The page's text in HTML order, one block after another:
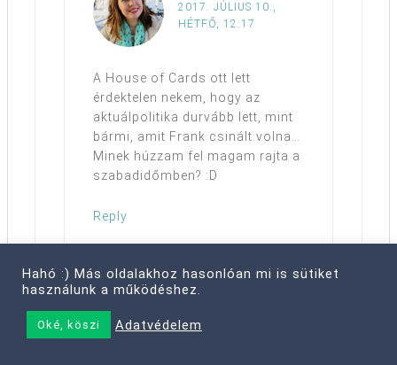
2017. JÚLIUS 10.,
HÉTFŐ, 12:17
A House of Cards ott lett
érdektelen nekem, hogy az
aktuálpolitika durvább lett, mint
bármi, amit Frank csinált volna…
Minek húzzam fel magam rajta a
szabadidőmben? :D
Reply
Hahó :) Más oldalakhoz hasonlóan mi is sütiket
használunk a működéshez.
Oké, köszi Adatvédelem